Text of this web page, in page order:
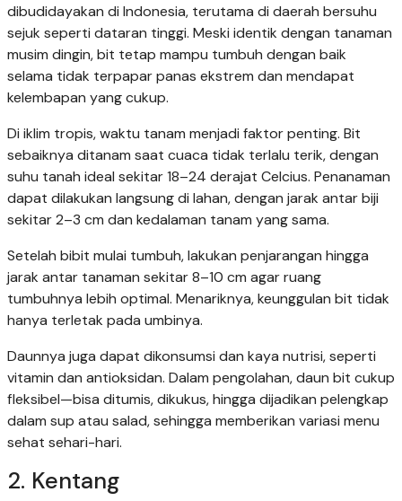
dibudidayakan di Indonesia, terutama di daerah bersuhu
sejuk seperti dataran tinggi. Meski identik dengan tanaman
musim dingin, bit tetap mampu tumbuh dengan baik
selama tidak terpapar panas ekstrem dan mendapat
kelembapan yang cukup.
Di iklim tropis, waktu tanam menjadi faktor penting. Bit
sebaiknya ditanam saat cuaca tidak terlalu terik, dengan
suhu tanah ideal sekitar 18–24 derajat Celcius. Penanaman
dapat dilakukan langsung di lahan, dengan jarak antar biji
sekitar 2–3 cm dan kedalaman tanam yang sama.
Setelah bibit mulai tumbuh, lakukan penjarangan hingga
jarak antar tanaman sekitar 8–10 cm agar ruang
tumbuhnya lebih optimal. Menariknya, keunggulan bit tidak
hanya terletak pada umbinya.
Daunnya juga dapat dikonsumsi dan kaya nutrisi, seperti
vitamin dan antioksidan. Dalam pengolahan, daun bit cukup
fleksibel—bisa ditumis, dikukus, hingga dijadikan pelengkap
dalam sup atau salad, sehingga memberikan variasi menu
sehat sehari-hari.
2. Kentang